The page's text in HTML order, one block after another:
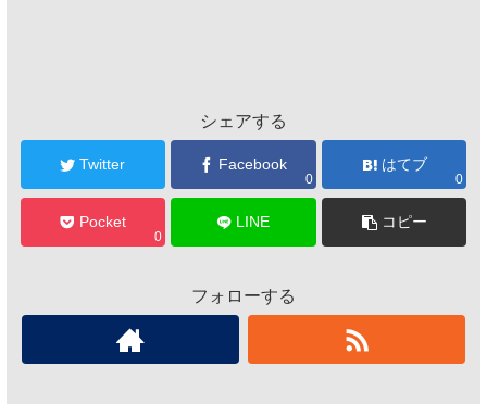
シェアする
Twitter Facebook
0
はてブ
0
Pocket
0
LINE コピー
フォローする